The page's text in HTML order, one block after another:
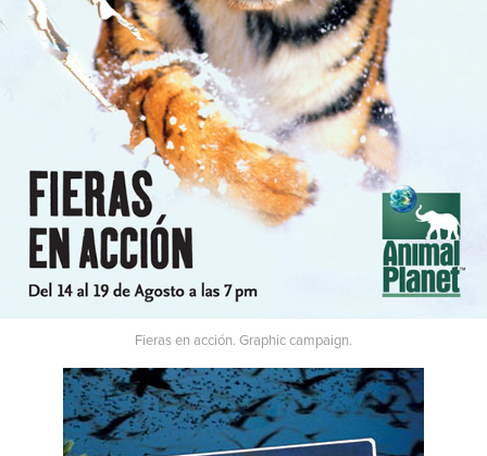
Fieras en acción. Graphic campaign.